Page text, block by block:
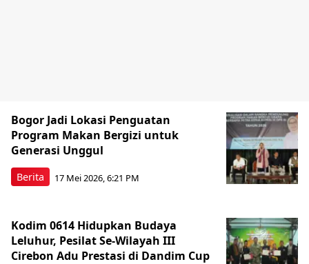
Berita
Bogor Jadi Lokasi Penguatan
Program Makan Bergizi untuk
Generasi Unggul
17 Mei 2026, 6:21 PM
Kodim 0614 Hidupkan Budaya
Leluhur, Pesilat Se-Wilayah III
Cirebon Adu Prestasi di Dandim Cup